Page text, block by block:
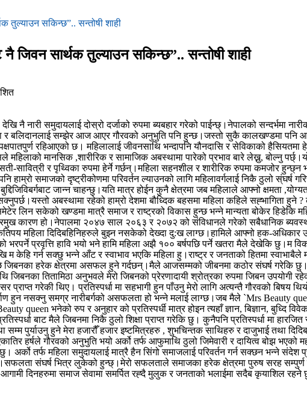
तुल्याउन सकिन्छ”.. सन्तोषी शाही
नै जिवन सार्थक तुल्याउन सकिन्छ”.. सन्तोषी शाही
नै नारी समुदायलाई दोस्रो दर्जाको रुपमा ब्यबहार गरेको पाईन्छ्।नेपालको सन्दर्भमा
बलिदानलाई सम्झेर आज आएर गौरवको अनुभुति पनि हुन्छ।जस्तो सुकै कालखण्डमा पनि आफ्नो
रहिआएको छ। महिलालाई जीवनसाथि भन्दापनि यौनदासि र सेविकाको
महिलाको मानसिक ,शारीरिक र सामाजिक अबस्थामा पारेको प्रभाव बारे लेख्नु, बोल्नु
सावित्री र पृथ्विका रुपमा हेर्ने गर्छन्।महिला सहनशील र शारीरिक रुपमा कमजोर
हाम्रो समाजको दृष्ट्रीकोणमा परिवर्तन ल्याउनको लागि महिलावर्गलाई निकै ठुलो स्ंघर्ष
जान्न चाहन्छु।यति मात्र होईन कुनै क्षेत्रमा जब महिलाले आफ्नो क्षमता
अबस्थामा रहेको हाम्रो देशमा बौध्दिक बहसमा महिला कहिले सह्भागिता हुने
लिन सकेको खण्डमा मात्रै समाज र राष्ट्रको विकास हुन्छ भन्ने मान्यता बोकेर
प्रमुख कारण हो।नेपालमा २०४७ साल २०६३ र २०७२ को संविधानले गरेको सबैधानिक
महिला दिदिबहिनिहरुले बुझ्न नसकेको देख्दा दु:ख लाग्छ।हामिले आफ्नो हक-
भरपर्ने प्रवृत्ति हावि भयो भने हामि महिला अझै १०० बर्षपछि पर्ने खतरा मैले देखेकि
गर्न सक्छु भन्ने आँट र स्वाभाव भएकि महिला हु।राष्ट्र र जनताको हितमा स्वाभाबैले
जिबनका हरेक क्षेत्रमा असफल हुने गर्दछन्।मैले आजसम्मको जीबनमा कठोर संघर्ष गरेकि
जिबनका तितामिठा अनुभवले मेरो जिबनको प्रेरणादायी श्रोत्रका रुपमा जिबन
प्राप्त गरेकी थिए। प्रतिस्पर्धा मा सहभागी हुन पाँउनु मेरो लागि अत्यन्तै गौरवको
हुन नसक्नु समग्र नारीबर्गको असफलता हो भन्ने मलाई लाग्छ।जब मैले `Mrs Beauty
queen भनेको रुप र अनुहार को प्रतिस्पर्धी मात्र होइन त्यहाँ ज्ञान, बिज्ञान, बुध्दि
बाट मैले जिबनमा निकै ठुलो शिक्षा प्राप्त गरेकि छु। कुनैपनि प्रतिस्पर्धा मा
पुर्याउनु हुने मेरा हजारौँ हजार इष्टमित्रहरु , शुभचिन्तक साथिहरु र दाजुभाई तथा
हर्षले गौरवको अनुभुति भयो अर्को तर्फ आफुमाथि ठुलो जिमेवारी र दायित्व बोझ
अर्को तर्फ महिला समुदायलाई मात्रै हैन सिंगो समाजलाई परिवर्तन गर्न सक्छन भन्ने संदेश
संघर्ष भित्र लुकेको हुन्छ्।मेरो सफलताले समाजका हरेक क्षेत्रमा पुरुष सरह
दिनहरुमा समाज सेवामा समर्पित रह्दै मुलुक र जनताको भलाईमा सदैब कृयाशिल